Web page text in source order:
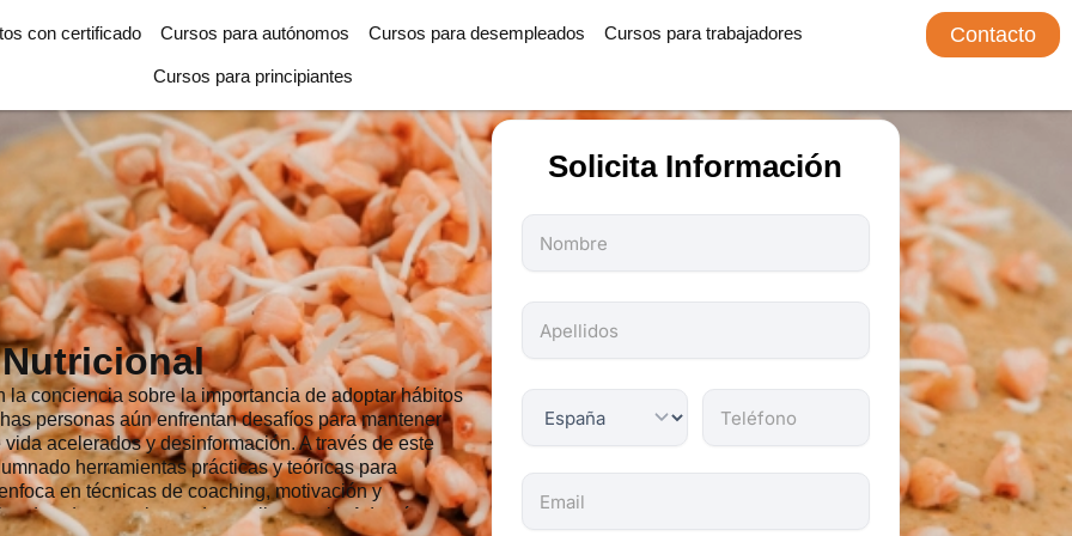
con certificado Cursos para autónomos Cursos para desempleados Cursos para trabajadores
Cursos para principiantes
Contacto
la conciencia sobre la importancia de adoptar hábitos
personas aún enfrentan desafíos para mantener
acelerados y desinformación. A través de este
herramientas prácticas y teóricas para
en técnicas de coaching, motivación y
duraderos en la conducta alimentaria. Además, se
Solicita Información
Todos
los
son
obligatorios.